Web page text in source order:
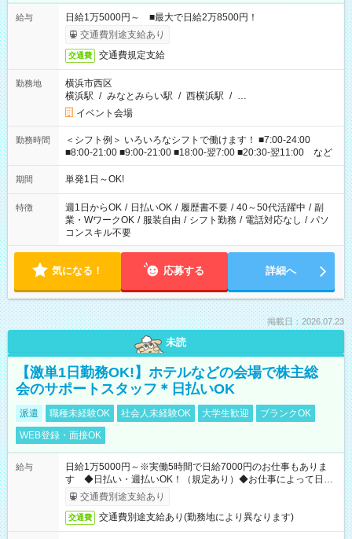
給与
日給1万5000円～ ■最大で日給2万8500円！
交通費別途支給あり
交通費 交通費規定支給
勤務地
横浜市西区
横浜駅 / みなとみらい駅 / 西横浜駅 / …
イベント会場
勤務時間
＜シフト例＞ いろいろなシフトで働けます！ ■7:00-24:00
■8:00-21:00 ■9:00-21:00 ■18:00-翌7:00 ■20:30-翌11:00 など
期間 単発1日～OK!
特徴 週1日からOK / 日払いOK / 履歴書不要 / 40～50代活躍中 / 副
業・WワークOK / 服装自由 / シフト勤務 / 電話対応なし / パソ
コンスキル不要
気になる！ 応募する 詳細へ
掲載日：2026.07.23
未読
【激単1日勤務OK!】ホテルなどの会場で株主総
会のサポートスタッフ＊日払いOK
派遣 職種未経験OK 社会人未経験OK 大学生歓迎
ブランクOK
WEB登録・面接OK
給与
日給1万5000円～※実働5時間で日給7000円のお仕事もありま
す ◆日払い・週払いOK！（規定あり）◆お仕事によって日給
も異なります
交通費別途支給あり
交通費 交通費別途支給あり(勤務地により異なります)